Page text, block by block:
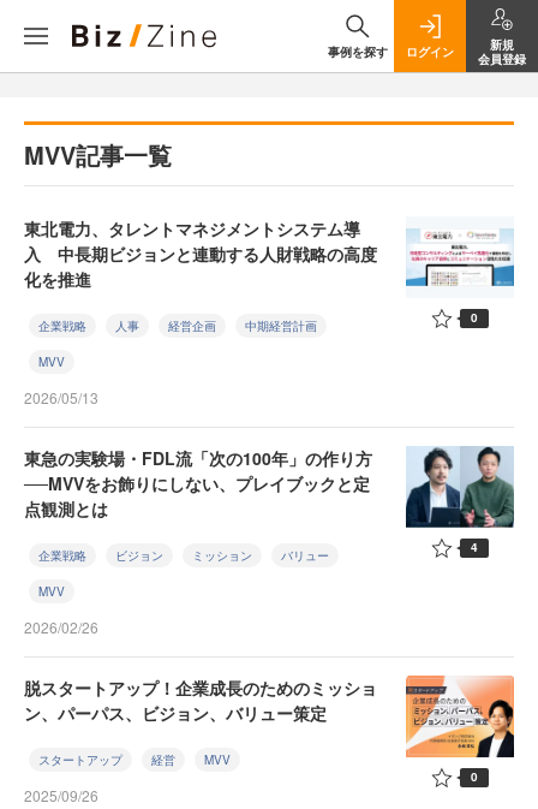
事例を探す ログイン
新規
会員登録
MVV記事一覧
東北電力、タレントマネジメントシステム導
入 中長期ビジョンと連動する人財戦略の高度
化を推進
企業戦略 人事 経営企画 中期経営計画
MVV
2026/05/13
0
東急の実験場・FDL流「次の100年」の作り方
──MVVをお飾りにしない、プレイブックと定
点観測とは
企業戦略 ビジョン ミッション バリュー
MVV
2026/02/26
4
脱スタートアップ！企業成長のためのミッショ
ン、パーパス、ビジョン、バリュー策定
スタートアップ 経営 MVV
2025/09/26
0